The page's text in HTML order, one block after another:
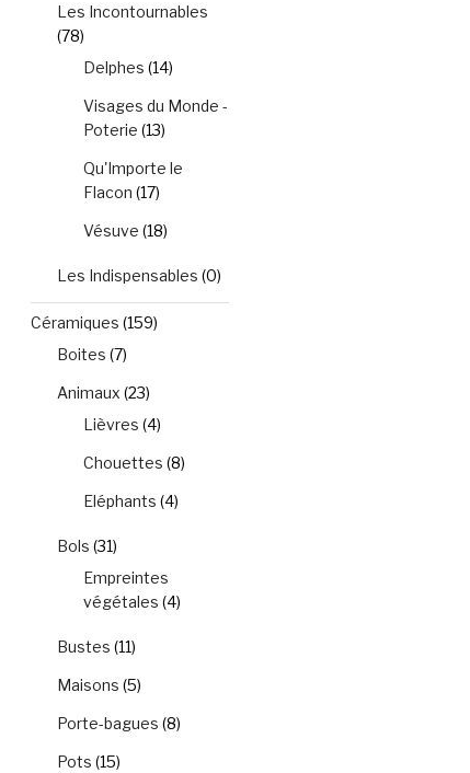
Les Incontournables
(78)
Delphes (14)
Visages du Monde -
Poterie (13)
Qu'Importe le
Flacon (17)
Vésuve (18)
Les Indispensables (0)
Céramiques (159)
Boites (7)
Animaux (23)
Lièvres (4)
Chouettes (8)
Eléphants (4)
Bols (31)
Empreintes
végétales (4)
Bustes (11)
Maisons (5)
Porte-bagues (8)
Pots (15)